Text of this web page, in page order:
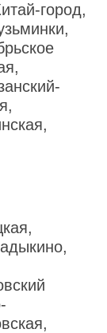
город,